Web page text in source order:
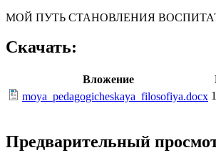
МОЙ ПУТЬ СТАНОВЛЕНИЯ
Скачать:
Вложение
moya_pedagogicheskaya_filosofiya.docx
Предварительный